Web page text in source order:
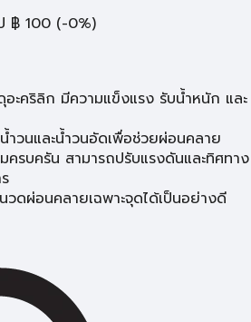
฿ 100 (-0%)
ะคริลิก มีความแข็งแรง รับน้ำหนัก และ
ำวนและน้ำวนอัดเพื่อช่วยผ่อนคลาย
ครบครัน สามารถปรับแรงดันและทิศทาง
วดผ่อนคลายเฉพาะจุดได้เป็นอย่างดี